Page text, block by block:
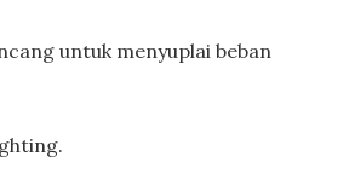
untuk menyuplai beban